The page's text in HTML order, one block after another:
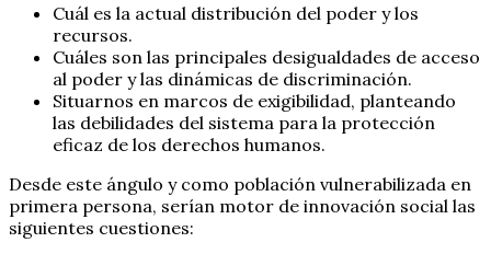
Cuál es la actual distribución del poder y los
recursos.
Cuáles son las principales desigualdades de acceso
al poder y las dinámicas de discriminación.
Situarnos en marcos de exigibilidad, planteando
las debilidades del sistema para la protección
eficaz de los derechos humanos.
Desde este ángulo y como población vulnerabilizada en
primera persona, serían motor de innovación social las
siguientes cuestiones: